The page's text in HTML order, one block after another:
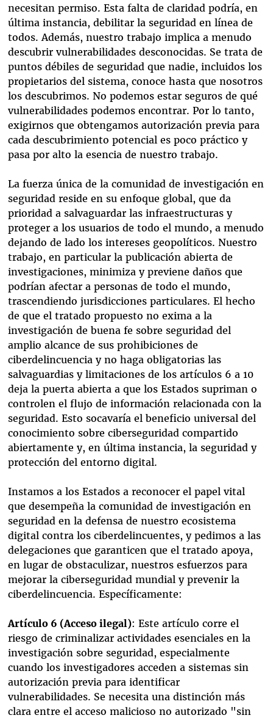
necesitan permiso. Esta falta de claridad podría, en
última instancia, debilitar la seguridad en línea de
todos. Además, nuestro trabajo implica a menudo
descubrir vulnerabilidades desconocidas. Se trata de
puntos débiles de seguridad que nadie, incluidos los
propietarios del sistema, conoce hasta que nosotros
los descubrimos. No podemos estar seguros de qué
vulnerabilidades podemos encontrar. Por lo tanto,
exigirnos que obtengamos autorización previa para
cada descubrimiento potencial es poco práctico y
pasa por alto la esencia de nuestro trabajo.
La fuerza única de la comunidad de investigación en
seguridad reside en su enfoque global, que da
prioridad a salvaguardar las infraestructuras y
proteger a los usuarios de todo el mundo, a menudo
dejando de lado los intereses geopolíticos. Nuestro
trabajo, en particular la publicación abierta de
investigaciones, minimiza y previene daños que
podrían afectar a personas de todo el mundo,
trascendiendo jurisdicciones particulares. El hecho
de que el tratado propuesto no exima a la
investigación de buena fe sobre seguridad del
amplio alcance de sus prohibiciones de
ciberdelincuencia y no haga obligatorias las
salvaguardias y limitaciones de los artículos 6 a 10
deja la puerta abierta a que los Estados supriman o
controlen el flujo de información relacionada con la
seguridad. Esto socavaría el beneficio universal del
conocimiento sobre ciberseguridad compartido
abiertamente y, en última instancia, la seguridad y
protección del entorno digital.
Instamos a los Estados a reconocer el papel vital
que desempeña la comunidad de investigación en
seguridad en la defensa de nuestro ecosistema
digital contra los ciberdelincuentes, y pedimos a las
delegaciones que garanticen que el tratado apoya,
en lugar de obstaculizar, nuestros esfuerzos para
mejorar la ciberseguridad mundial y prevenir la
ciberdelincuencia. Específicamente:
Artículo 6 (Acceso ilegal): Este artículo corre el
riesgo de criminalizar actividades esenciales en la
investigación sobre seguridad, especialmente
cuando los investigadores acceden a sistemas sin
autorización previa para identificar
vulnerabilidades. Se necesita una distinción más
clara entre el acceso malicioso no autorizado "sin